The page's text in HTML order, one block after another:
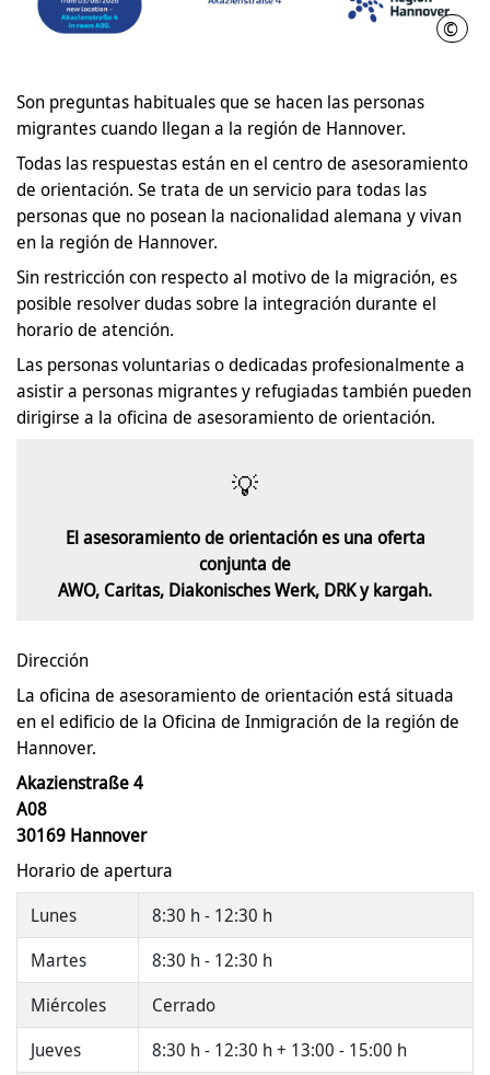
©
Son preguntas habituales que se hacen las personas
migrantes cuando llegan a la región de Hannover.
Todas las respuestas están en el centro de asesoramiento
de orientación. Se trata de un servicio para todas las
personas que no posean la nacionalidad alemana y vivan
en la región de Hannover.
Sin restricción con respecto al motivo de la migración, es
posible resolver dudas sobre la integración durante el
horario de atención.
Las personas voluntarias o dedicadas profesionalmente a
asistir a personas migrantes y refugiadas también pueden
dirigirse a la oficina de asesoramiento de orientación.
💡
El asesoramiento de orientación es una oferta
conjunta de
AWO, Caritas, Diakonisches Werk, DRK y kargah.
Dirección
La oficina de asesoramiento de orientación está situada
en el edificio de la Oficina de Inmigración de la región de
Hannover.
Akazienstraße 4
A08
30169 Hannover
Horario de apertura
Lunes
8:30 h - 12:30 h
Martes
8:30 h - 12:30 h
Miércoles
Cerrado
Jueves
8:30 h - 12:30 h + 13:00 - 15:00 h